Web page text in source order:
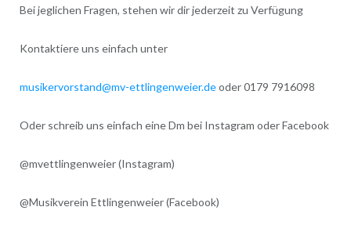
Bei jeglichen Fragen, stehen wir dir jederzeit zu Verfügung
Kontaktiere uns einfach unter
musikervorstand@mv-ettlingenweier.deoder 0179 7916098
Oder schreib uns einfach eine Dm bei Instagram oder Facebook
@mvettlingenweier (Instagram)
@Musikverein Ettlingenweier (Facebook)